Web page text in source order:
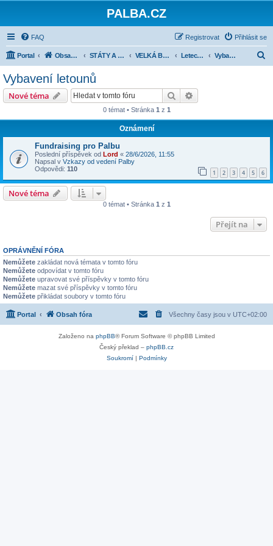
PALBA.CZ
FAQ Přihlásit se
Registrovat
Portal Obsah fóra STÁTY A JEJICH ARMÁDY 1918-1945 VELKÁ BRITÁNIE Letectvo (RAF, FAA) Vybavení letounů
Vybavení letounů
Nové téma Hledat
0 témat • Stránka 1 z 1
Oznámení
Fundraising pro Palbu
Poslední příspěvek od Lord « 28/6/2026, 11:55
Napsal v Vzkazy od vedení Palby
Odpovědi: 110 1 2 3 4 5 6
Nové téma
0 témat • Stránka 1 z 1
Přejít na
OPRÁVNĚNÍ FÓRA
Nemůžete zakládat nová témata v tomto fóru
Nemůžete odpovídat v tomto fóru
Nemůžete upravovat své příspěvky v tomto fóru
Nemůžete mazat své příspěvky v tomto fóru
Nemůžete přikládat soubory v tomto fóru
Portal Obsah fóra Všechny časy jsou v UTC+02:00
Založeno na phpBB® Forum Software © phpBB Limited
Český překlad – phpBB.cz
Soukromí| Podmínky